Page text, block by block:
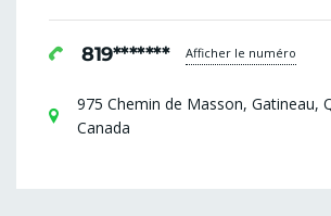
819******* Afficher le numéro
975 Chemin de Masson, Gatineau,
Canada